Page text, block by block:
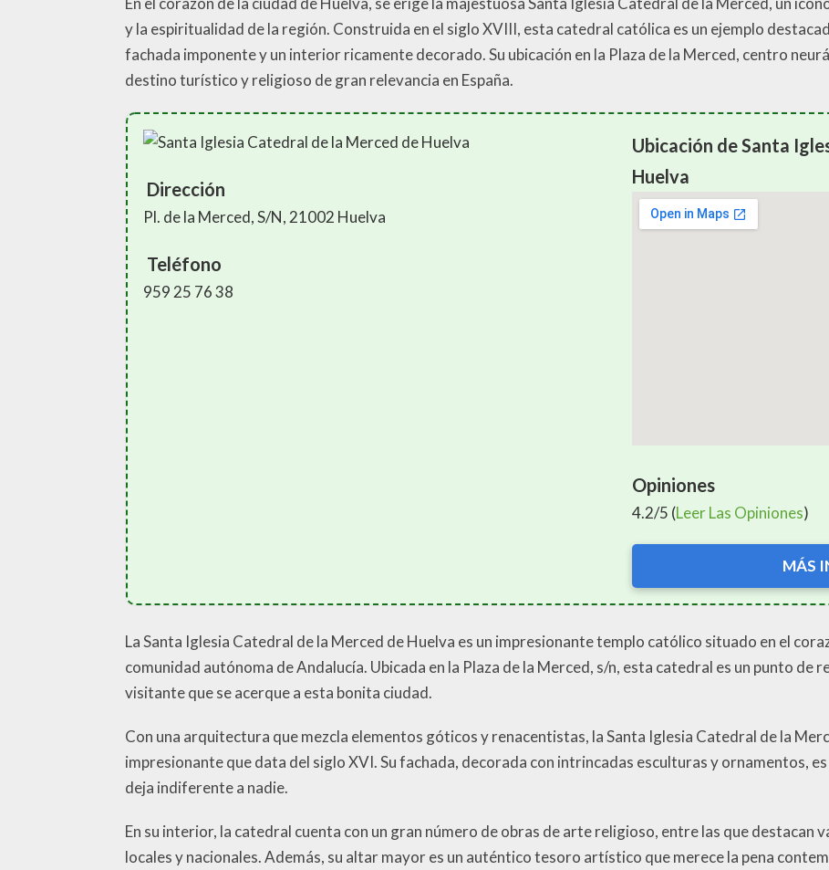
y la espiritualidad de la región. Construida en el siglo XVIII, esta catedral católica es un ejemplo
fachada imponente y un interior ricamente decorado. Su ubicación en la Plaza de la Merced, centro
destino turístico y religioso de gran relevancia en España.
Dirección
Pl. de la Merced, S/N, 21002 Huelva
Teléfono
959 25 76 38
Ubicación de Santa
Huelva
Opiniones
4.2/5 (Leer Las Opiniones)
MÁS
La Santa Iglesia Catedral de la Merced de Huelva es un impresionante templo católico situado en el
comunidad autónoma de Andalucía. Ubicada en la Plaza de la Merced, s/n, esta catedral es un punto de
visitante que se acerque a esta bonita ciudad.
Con una arquitectura que mezcla elementos góticos y renacentistas, la Santa Iglesia Catedral de la
impresionante que data del siglo XVI. Su fachada, decorada con intrincadas esculturas y ornamentos,
deja indiferente a nadie.
En su interior, la catedral cuenta con un gran número de obras de arte religioso, entre las que destacan
locales y nacionales. Además, su altar mayor es un auténtico tesoro artístico que merece la pena